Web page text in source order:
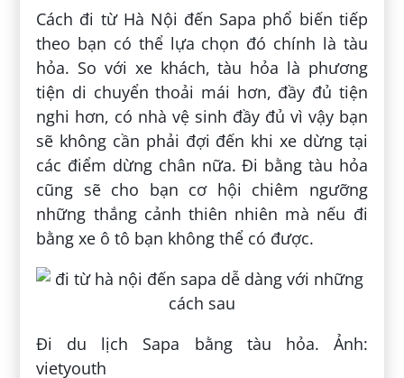
Cách đi từ Hà Nội đến Sapa phổ biến tiếp
theo bạn có thể lựa chọn đó chính là tàu
hỏa. So với xe khách, tàu hỏa là phương
tiện di chuyển thoải mái hơn, đầy đủ tiện
nghi hơn, có nhà vệ sinh đầy đủ vì vậy bạn
sẽ không cần phải đợi đến khi xe dừng tại
các điểm dừng chân nữa. Đi bằng tàu hỏa
cũng sẽ cho bạn cơ hội chiêm ngưỡng
những thắng cảnh thiên nhiên mà nếu đi
bằng xe ô tô bạn không thể có được.
Đi du lịch Sapa bằng tàu hỏa. Ảnh:
vietyouth